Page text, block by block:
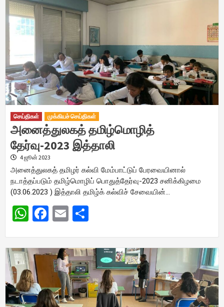
செய்திகள் முக்கியச் செய்திகள்
அனைத்துலகத் தமிழ்மொழித்
தேர்வு-2023 இத்தாலி
4 ஜூன் 2023
அனைத்துலகத் தமிழர் கல்வி மேம்பாட்டுப் பேரவையினால்
நடாத்தப்படும் தமிழ்மொழிப் பொதுத்தேர்வு-2023 சனிக்கிழமை
(03.06.2023 ) இத்தாலி தமிழ்க் கல்விச் சேவையின்…
WhatsApp
Facebook
Email